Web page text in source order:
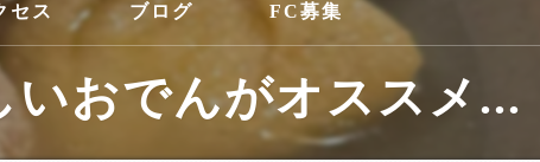
セス ブログ FC募集
いおでんがオススメ...